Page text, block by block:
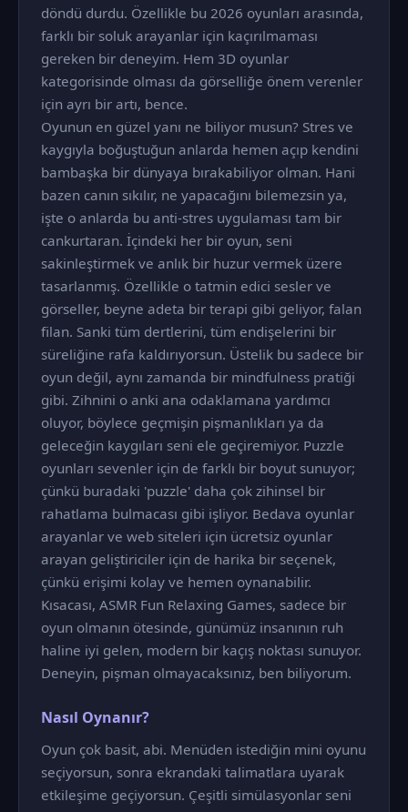
döndü durdu. Özellikle bu 2026 oyunları arasında,
farklı bir soluk arayanlar için kaçırılmaması
gereken bir deneyim. Hem 3D oyunlar
kategorisinde olması da görselliğe önem verenler
için ayrı bir artı, bence.
Oyunun en güzel yanı ne biliyor musun? Stres ve
kaygıyla boğuştuğun anlarda hemen açıp kendini
bambaşka bir dünyaya bırakabiliyor olman. Hani
bazen canın sıkılır, ne yapacağını bilemezsin ya,
işte o anlarda bu anti-stres uygulaması tam bir
cankurtaran. İçindeki her bir oyun, seni
sakinleştirmek ve anlık bir huzur vermek üzere
tasarlanmış. Özellikle o tatmin edici sesler ve
görseller, beyne adeta bir terapi gibi geliyor, falan
filan. Sanki tüm dertlerini, tüm endişelerini bir
süreliğine rafa kaldırıyorsun. Üstelik bu sadece bir
oyun değil, aynı zamanda bir mindfulness pratiği
gibi. Zihnini o anki ana odaklamana yardımcı
oluyor, böylece geçmişin pişmanlıkları ya da
geleceğin kaygıları seni ele geçiremiyor. Puzzle
oyunları sevenler için de farklı bir boyut sunuyor;
çünkü buradaki 'puzzle' daha çok zihinsel bir
rahatlama bulmacası gibi işliyor. Bedava oyunlar
arayanlar ve web siteleri için ücretsiz oyunlar
arayan geliştiriciler için de harika bir seçenek,
çünkü erişimi kolay ve hemen oynanabilir.
Kısacası, ASMR Fun Relaxing Games, sadece bir
oyun olmanın ötesinde, günümüz insanının ruh
haline iyi gelen, modern bir kaçış noktası sunuyor.
Deneyin, pişman olmayacaksınız, ben biliyorum.
Nasıl Oynanır?
Oyun çok basit, abi. Menüden istediğin mini oyunu
seçiyorsun, sonra ekrandaki talimatlara uyarak
etkileşime geçiyorsun. Çeşitli simülasyonlar seni